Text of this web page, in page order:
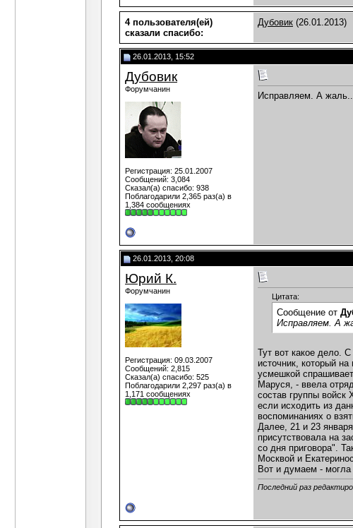
4 пользователя(ей)
сказали cпасибо:
Дубовик (26.01.2013)
26.01.2013, 15:52
Дубовик
Форумчанин
Регистрация: 25.01.2007
Сообщений: 3,084
Сказал(а) спасибо: 938
Поблагодарили 2,365 раз(а) в
1,384 сообщениях
Исправляем. А
26.01.2013, 20:08
Юрий К.
Форумчанин
Регистрация: 09.03.2007
Сообщений: 2,815
Сказал(а) спасибо: 525
Поблагодарили 2,297 раз(а) в
1,171 сообщениях
Цитата:
Сообщение от
Исправляем. А
Тут вот какое дело.
источник, который
усмешкой
Маруся, - ввела
состав группы войск
если исходить из
воспоминаниях о
Далее, 21 и 23
присутствовала на
со дня приговора".
Москвой и
Вот и думаем -
Последний раз